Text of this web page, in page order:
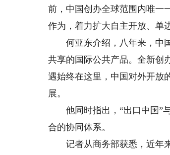
前，中国创办全球范围内唯一
作为，着力扩大自主开放、单
何亚东介绍，八年来，中国
共享的国际公共产品。全新创
遇始终在这里，中国对外开放
展。
他同时指出，“出口中国”与
合的协同体系。
记者从商务部获悉，近年来